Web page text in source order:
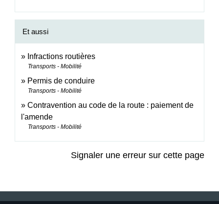
Et aussi
Infractions routières
Transports - Mobilité
Permis de conduire
Transports - Mobilité
Contravention au code de la route : paiement de
l'amende
Transports - Mobilité
Signaler une erreur sur cette page